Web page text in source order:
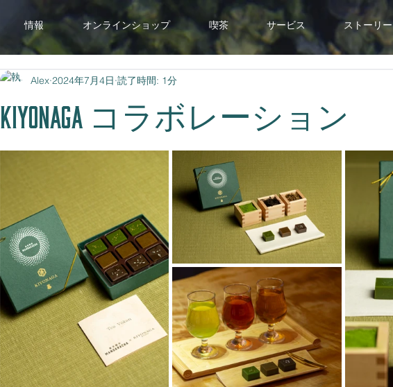
情報 オンラインショップ 喫茶 サービス ストーリー
KIYONAGA コラボレーション
Alex 2024年7月4日 読了時間: 1分